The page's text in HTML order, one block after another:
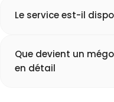
Le service est-il
Que devient un
en détail